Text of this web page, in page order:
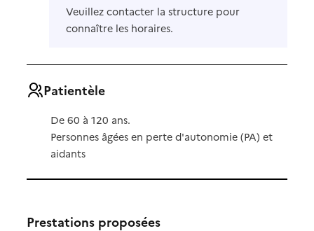
Veuillez contacter la structure pour
connaître les horaires.
Patientèle
De 60 à 120 ans.
Personnes âgées en perte d'autonomie (PA) et
aidants
Prestations proposées